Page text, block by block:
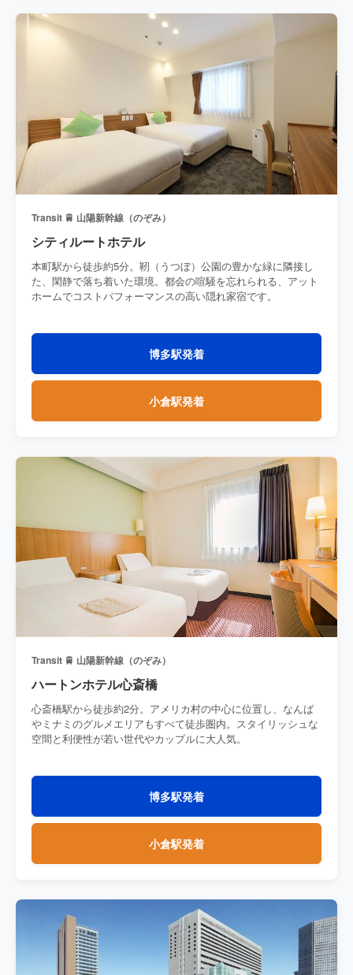
Transit 🚆 山陽新幹線（のぞみ）
シティルートホテル
本町駅から徒歩約5分。靭（うつぼ）公園の豊かな緑に隣接し
た、閑静で落ち着いた環境。都会の喧騒を忘れられる、アット
ホームでコストパフォーマンスの高い隠れ家宿です。
博多駅発着
小倉駅発着
Transit 🚆 山陽新幹線（のぞみ）
ハートンホテル心斎橋
心斎橋駅から徒歩約2分。アメリカ村の中心に位置し、なんば
やミナミのグルメエリアもすべて徒歩圏内。スタイリッシュな
空間と利便性が若い世代やカップルに大人気。
博多駅発着
小倉駅発着